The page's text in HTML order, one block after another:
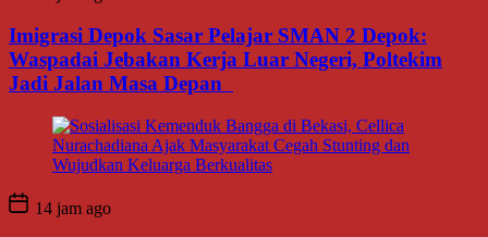
Imigrasi Depok Sasar Pelajar SMAN 2 Depok:
Waspadai Jebakan Kerja Luar Negeri, Poltekim
Jadi Jalan Masa Depan
14 jam ago